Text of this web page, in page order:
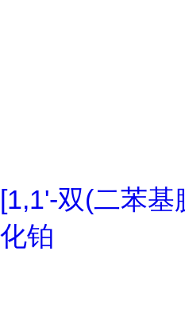
[1,1'-双(二苯
化铂